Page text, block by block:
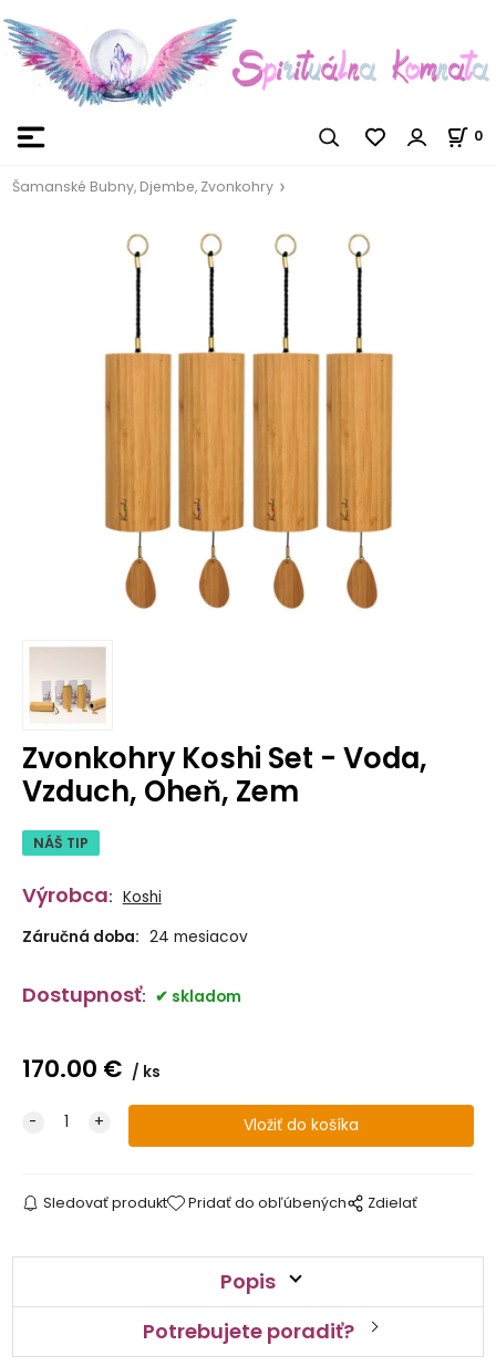
0
Šamanské Bubny, Djembe, Zvonkohry
Zvonkohry Koshi Set - Voda,
Vzduch, Oheň, Zem
NÁŠ TIP
Výrobca: Koshi
Záručná doba: 24 mesiacov
Dostupnosť: skladom
170.00 € ks
Sledovať produkt Pridať do obľúbených Zdielať
Popis
Potrebujete poradiť?